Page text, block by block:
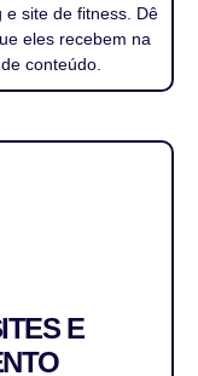
site de fitness. Dê
eles recebem na
conteúdo.
E